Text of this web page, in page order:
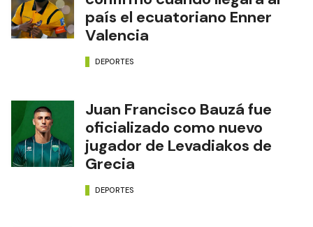
país el ecuatoriano Enner
Valencia
DEPORTES
Juan Francisco Bauzá fue
oficializado como nuevo
jugador de Levadiakos de
Grecia
DEPORTES